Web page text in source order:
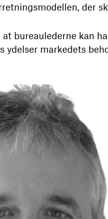
der
bureaulederne kan
ydelser markedets